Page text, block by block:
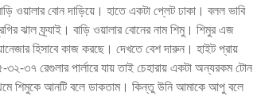
ওয়ালার বোন দাড়িয়ে। হাতে একটা প্লেট ঢাকা। বলল ভাবি
ঝাল ফ্র্যাই। বাড়ি ওয়ালার বোনের নাম শিমু। শিমুর এজ
হিসাবে কাজ করছে। দেখতে বেশ দারুন। হাইট প্রায়
৩৭ রেগুলার পার্লারে যায় তাই চেহারায় একটা অন্যরকম টোন
শিমুকে আনটি বলে ডাকতাম। কিন্তু উনি আমাকে আপু বলে